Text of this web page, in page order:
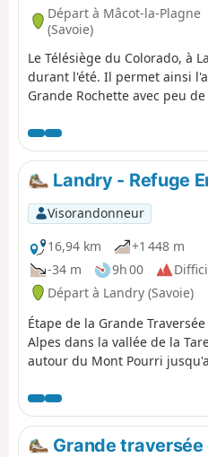
inoubliables.
Départ à Mâcot-la-Plagne
(Savoie)
Le Télésiège du Colorado, à
durant l'été. Il permet ainsi
Grande Rochette avec peu
Landry - Refuge
Visorandonneur
16,94 km
+1 448 m
-34 m
9h 00
Départ à Landry (Savoie)
Étape de la Grande Traversée
Alpes dans la vallée de la
autour du Mont Pourri
Entre Le Lac.
Grande